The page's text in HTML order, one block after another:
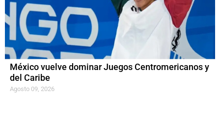
México vuelve dominar Juegos Centromericanos y
del Caribe
Agosto 09, 2026